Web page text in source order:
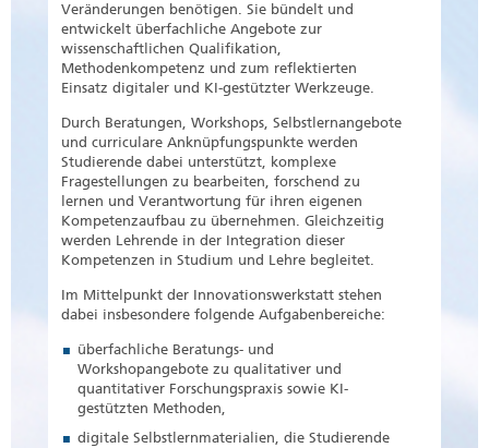
Veränderungen benötigen. Sie bündelt und
entwickelt überfachliche Angebote zur
wissenschaftlichen Qualifikation,
Methodenkompetenz und zum reflektierten
Einsatz digitaler und KI-gestützter Werkzeuge.
Durch Beratungen, Workshops, Selbstlernangebote
und curriculare Anknüpfungspunkte werden
Studierende dabei unterstützt, komplexe
Fragestellungen zu bearbeiten, forschend zu
lernen und Verantwortung für ihren eigenen
Kompetenzaufbau zu übernehmen. Gleichzeitig
werden Lehrende in der Integration dieser
Kompetenzen in Studium und Lehre begleitet.
Im Mittelpunkt der Innovationswerkstatt stehen
dabei insbesondere folgende Aufgabenbereiche:
überfachliche Beratungs- und
Workshopangebote zu qualitativer und
quantitativer Forschungspraxis sowie KI-
gestützten Methoden,
digitale Selbstlernmaterialien, die Studierende